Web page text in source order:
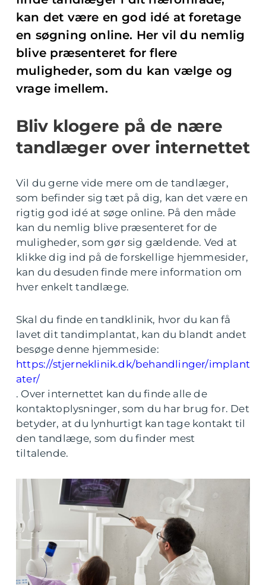
kan det være en god idé at foretage
en søgning online. Her vil du nemlig
blive præsenteret for flere
muligheder, som du kan vælge og
vrage imellem.
Bliv klogere på de nære
tandlæger over internettet
Vil du gerne vide mere om de tandlæger,
som befinder sig tæt på dig, kan det være en
rigtig god idé at søge online. På den måde
kan du nemlig blive præsenteret for de
muligheder, som gør sig gældende. Ved at
klikke dig ind på de forskellige hjemmesider,
kan du desuden finde mere information om
hver enkelt tandlæge.
Skal du finde en tandklinik, hvor du kan få
lavet dit tandimplantat, kan du blandt andet
besøge denne hjemmeside:
https://stjerneklinik.dk/behandlinger/implant
ater/
. Over internettet kan du finde alle de
kontaktoplysninger, som du har brug for. Det
betyder, at du lynhurtigt kan tage kontakt til
den tandlæge, som du finder mest
tiltalende.